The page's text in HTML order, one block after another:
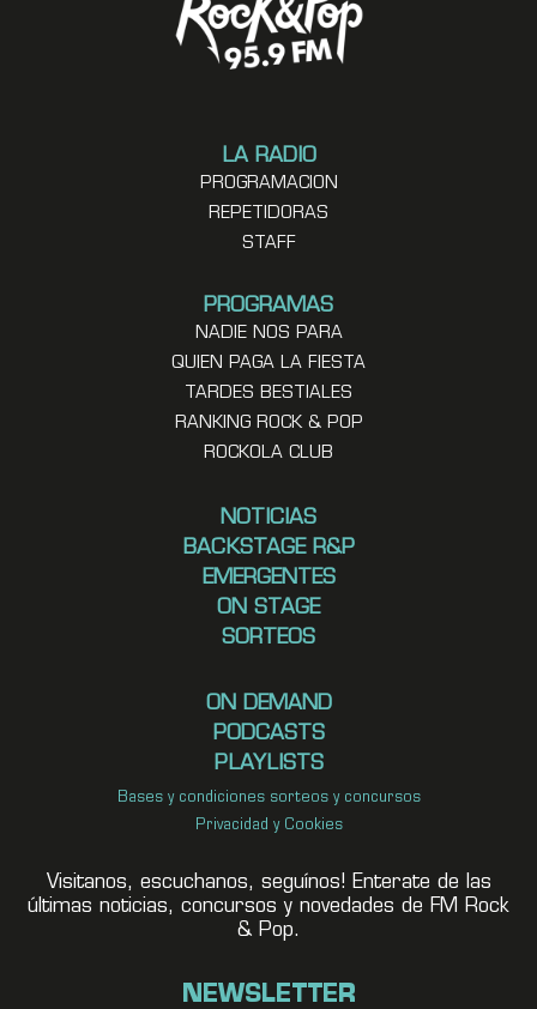
LA RADIO
PROGRAMACION
REPETIDORAS
STAFF
PROGRAMAS
NADIE NOS PARA
QUIEN PAGA LA FIESTA
TARDES BESTIALES
RANKING ROCK & POP
ROCKOLA CLUB
NOTICIAS
BACKSTAGE R&P
EMERGENTES
ON STAGE
SORTEOS
ON DEMAND
PODCASTS
PLAYLISTS
Bases y condiciones sorteos y concursos
Privacidad y Cookies
Visitanos, escuchanos, seguínos! Enterate de las
últimas noticias, concursos y novedades de FM Rock
& Pop.
NEWSLETTER